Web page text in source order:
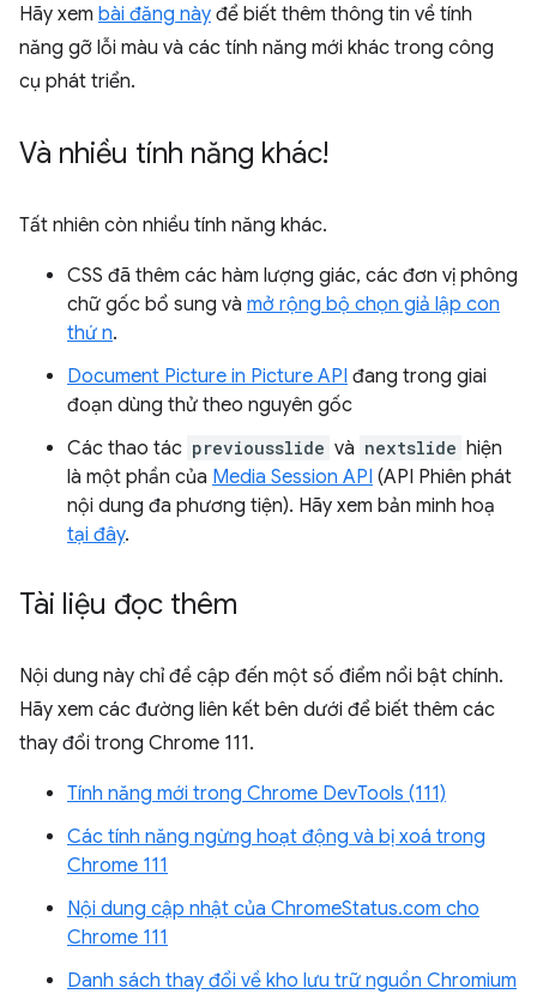
Hãy xem bài đăng này để biết thêm thông tin về tính
năng gỡ lỗi màu và các tính năng mới khác trong công
cụ phát triển.
Và nhiều tính năng khác!
Tất nhiên còn nhiều tính năng khác.
CSS đã thêm các hàm lượng giác, các đơn vị phông
chữ gốc bổ sung và mở rộng bộ chọn giả lập con
thứ n.
Document Picture in Picture API đang trong giai
đoạn dùng thử theo nguyên gốc
Các thao tác previousslide và nextslide hiện
là một phần của Media Session API (API Phiên phát
nội dung đa phương tiện). Hãy xem bản minh hoạ
tại đây.
Tài liệu đọc thêm
Nội dung này chỉ đề cập đến một số điểm nổi bật chính.
Hãy xem các đường liên kết bên dưới để biết thêm các
thay đổi trong Chrome 111.
Tính năng mới trong Chrome DevTools (111)
Các tính năng ngừng hoạt động và bị xoá trong
Chrome 111
Nội dung cập nhật của ChromeStatus.com cho
Chrome 111
Danh sách thay đổi về kho lưu trữ nguồn Chromium